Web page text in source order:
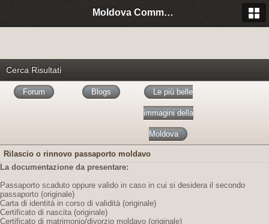
Moldova Community Italia
Cerca Risultati
Forum Blogs Le più belle
immagini della
Moldova
Rilascio o rinnovo passaporto moldavo
La documentazione da presentare:
Passaporto scaduto oppure valido in caso in cui si desidera il secondo
passaporto (originale)
Carta di identità in corso di validità (originale)
Certificato di nascita (originale)
Certificato di matrimonio/divorzio moldavo (originale)